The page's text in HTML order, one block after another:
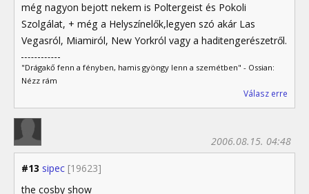
még nagyon bejott nekem is Poltergeist és Pokoli
Szolgálat, + még a Helyszínelők,legyen szó akár Las
Vegasról, Miamiról, New Yorkról vagy a haditengerészetről.
"Drágakő fenn a fényben, hamis gyöngy lenn a szemétben" - Ossian:
Nézz rám
Válasz erre
#13 sipec [19623]
2006.08.15. 04:48
the cosby show